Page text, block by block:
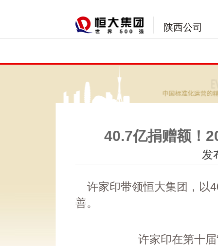
陕西公司
40.7亿捐赠额！
发
许家印带领恒大集团，以
善。
许家印在第十